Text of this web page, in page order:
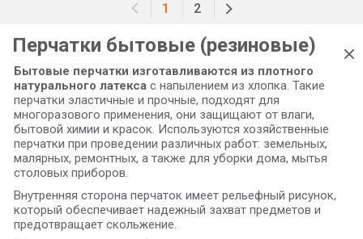
1
2
Перчатки бытовые (резиновые)
Бытовые перчатки изготавливаются из плотного
натурального латекса с напылением из хлопка. Такие
перчатки эластичные и прочные, подходят для
многоразового применения, они защищают от влаги,
бытовой химии и красок. Используются хозяйственные
перчатки при проведении различных работ: земельных,
малярных, ремонтных, а также для уборки дома, мытья
столовых приборов.
Внутренняя сторона перчаток имеет рельефный рисунок,
который обеспечивает надежный захват предметов и
предотвращает скольжение.